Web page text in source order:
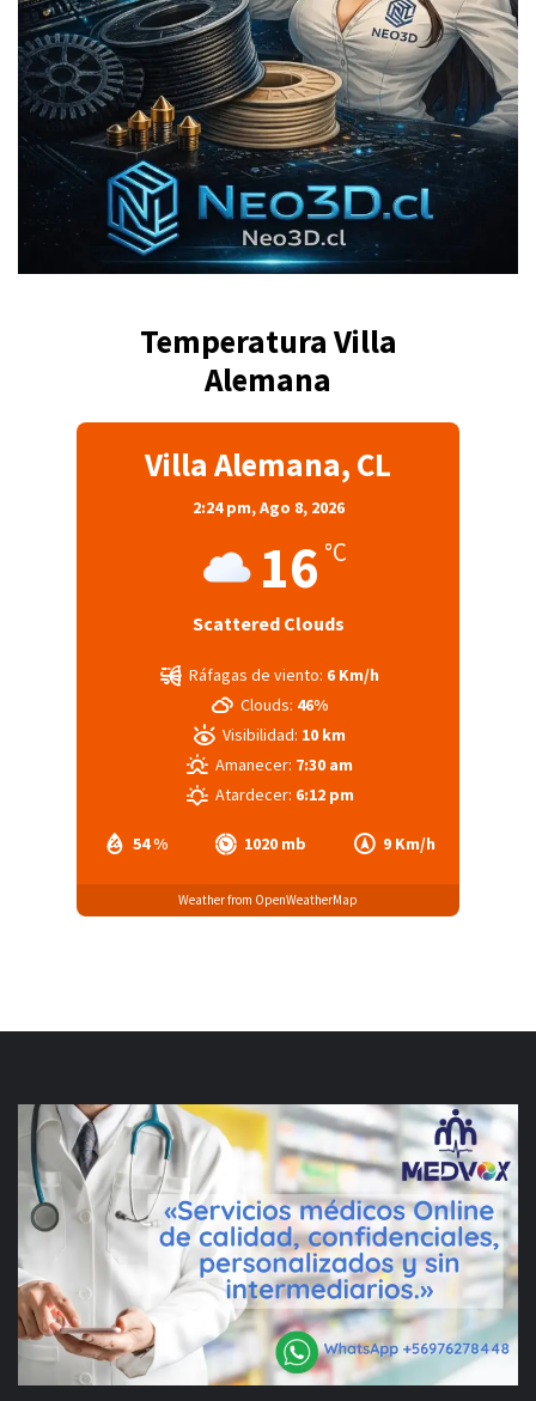
Temperatura Villa
Alemana
Villa Alemana, CL
2:24 pm,Ago 8, 2026
16 °C
Scattered Clouds
54 % 1020 mb 9 Km/h
Ráfagas de viento: 6 Km/h
Clouds: 46%
Visibilidad: 10 km
Amanecer: 7:30 am
Atardecer: 6:12 pm
Weather from OpenWeatherMap